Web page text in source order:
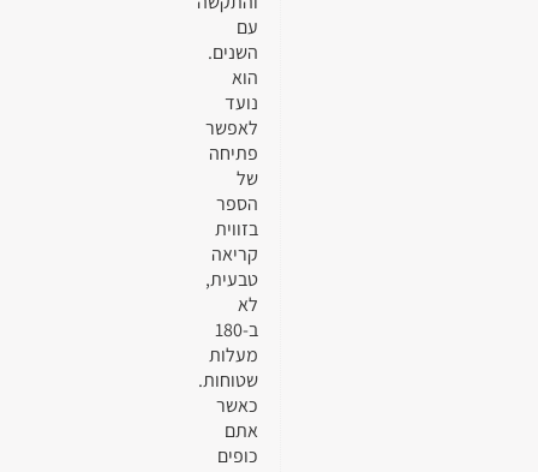
עם
השנים.
הוא
נועד
לאפשר
פתיחה
של
הספר
בזווית
קריאה
טבעית,
לא
ב-180
מעלות
שטוחות.
כאשר
אתם
כופים